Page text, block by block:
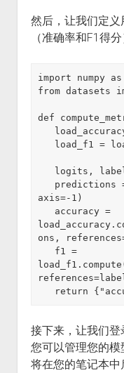
然后，让我们定
（准确率和F1得分
import numpy
from datasets
def
axis=-1)
ons,
return
接下来，让我们登
您可以管理您的模
将在您的笔记本